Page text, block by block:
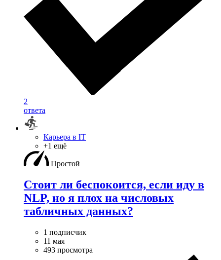
2
ответа
Карьера в IT
+1 ещё
Простой
Стоит ли беспокоится, если иду в
NLP, но я плох на числовых
табличных данных?
1 подписчик
11 мая
493 просмотра